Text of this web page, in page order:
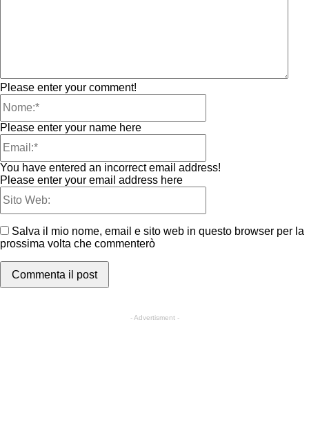
Please enter your comment!
Please enter your name here
You have entered an incorrect email address!
Please enter your email address here
Salva il mio nome, email e sito web in questo browser per la
prossima volta che commenterò
- Advertisment -